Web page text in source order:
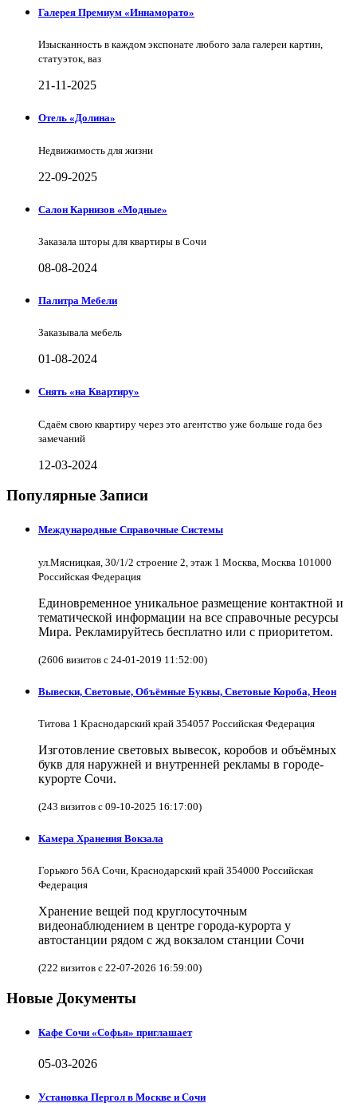
Галерея Премиум «Иннаморато»
Изысканность в каждом экспонате любого зала галереи картин,
статуэток, ваз
21-11-2025
Отель «Долина»
Недвижимость для жизни
22-09-2025
Салон Карнизов «Модные»
Заказала шторы для квартиры в Сочи
08-08-2024
Палитра Мебели
Заказывала мебель
01-08-2024
Снять «на Квартиру»
Сдаём свою квартиру через это агентство уже больше года без
замечаний
12-03-2024
Популярные Записи
Международные Справочные Системы
ул.Мясницкая, 30/1/2 строение 2, этаж 1 Москва, Москва 101000
Российская Федерация
Единовременное уникальное размещение контактной и
тематической информации на все справочные ресурсы
Мира. Рекламируйтесь бесплатно или с приоритетом.
(2606 визитов с 24-01-2019 11:52:00)
Вывески, Световые, Объёмные Буквы, Световые Короба, Неон
Титова 1 Краснодарский край 354057 Российская Федерация
Изготовление световых вывесок, коробов и объёмных
букв для наружней и внутренней рекламы в городе-
курорте Сочи.
(243 визитов с 09-10-2025 16:17:00)
Камера Хранения Вокзала
Горького 56А Сочи, Краснодарский край 354000 Российская
Федерация
Хранение вещей под круглосуточным
видеонаблюдением в центре города-курорта у
автостанции рядом с жд вокзалом станции Сочи
(222 визитов с 22-07-2026 16:59:00)
Новые Документы
Кафе Сочи «Софья» приглашает
05-03-2026
Установка Пергол в Москве и Сочи